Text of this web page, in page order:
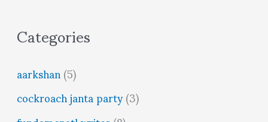
Categories
aarkshan(5)
cockroach janta party(3)